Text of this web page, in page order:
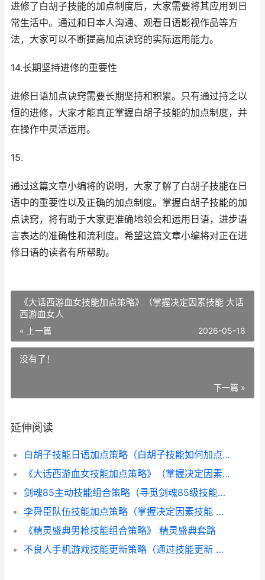
进修了白胡子技能的加点制度后，大家需要将其应用到日
常生活中。通过和日本人沟通、观看日语影视作品等方
法，大家可以不断提高加点诀窍的实际运用能力。
14.长期坚持进修的重要性
进修日语加点诀窍需要长期坚持和积累。只有通过持之以
恒的进修，大家才能真正掌握白胡子技能的加点制度，并
在操作中灵活运用。
15.
通过这篇文章小编将的说明，大家了解了白胡子技能在日
语中的重要性以及正确的加点制度。掌握白胡子技能的加
点诀窍，将有助于大家更准确地领会和运用日语，进步语
言表达的准确性和流利度。希望这篇文章小编将对正在进
修日语的读者有所帮助。
《大话西游血女技能加点策略》（掌握决定因素技能 大话
西游血女人
« 上一篇 2026-05-18
没有了！
下一篇 »
延伸阅读
白胡子技能日语加点策略（白胡子技能如何加点 白胡子技能日语翻译
《大话西游血女技能加点策略》（掌握决定因素技能 大话西游血女人
剑魂85主动技能组合策略（寻觅剑魂85级技能组合的无人能敌组合 剑魂85版本加点
李舜臣队伍技能加点策略（掌握决定因素技能 李舜臣介绍
《精灵盛典男枪技能组合策略》 精灵盛典套路
不良人手机游戏技能更新策略（通过技能更新 不良人手机游戏视频